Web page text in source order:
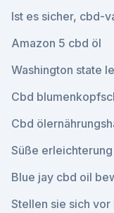
Ist es sicher, cbd-
Amazon 5 cbd öl
Washington state
Cbd
Cbd
Süße
Blue jay cbd oil
Stellen sie sich